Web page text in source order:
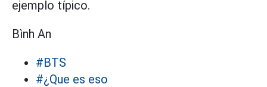
ejemplo típico.
Bình An
#BTS
#¿Que es eso